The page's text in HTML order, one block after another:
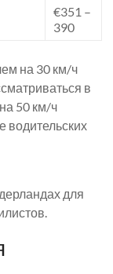
€351 –
390
на 30 км/ч
в
50 км/ч
водительских
для